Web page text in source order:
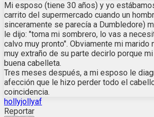
Mi esposo (tiene 30 años) y yo
carrito del supermercado cuando un
sinceramente se parecía a Dumbledore)
le dijo: "toma mi sombrero, lo vas a
calvo muy pronto". Obviamente mi marido
muy extraño de su parte decirlo porque
buena cabelleta.
Tres meses después, a mi esposo le
afección que le hizo perder todo el
coincidencia.
hollyjollyaf
Reportar